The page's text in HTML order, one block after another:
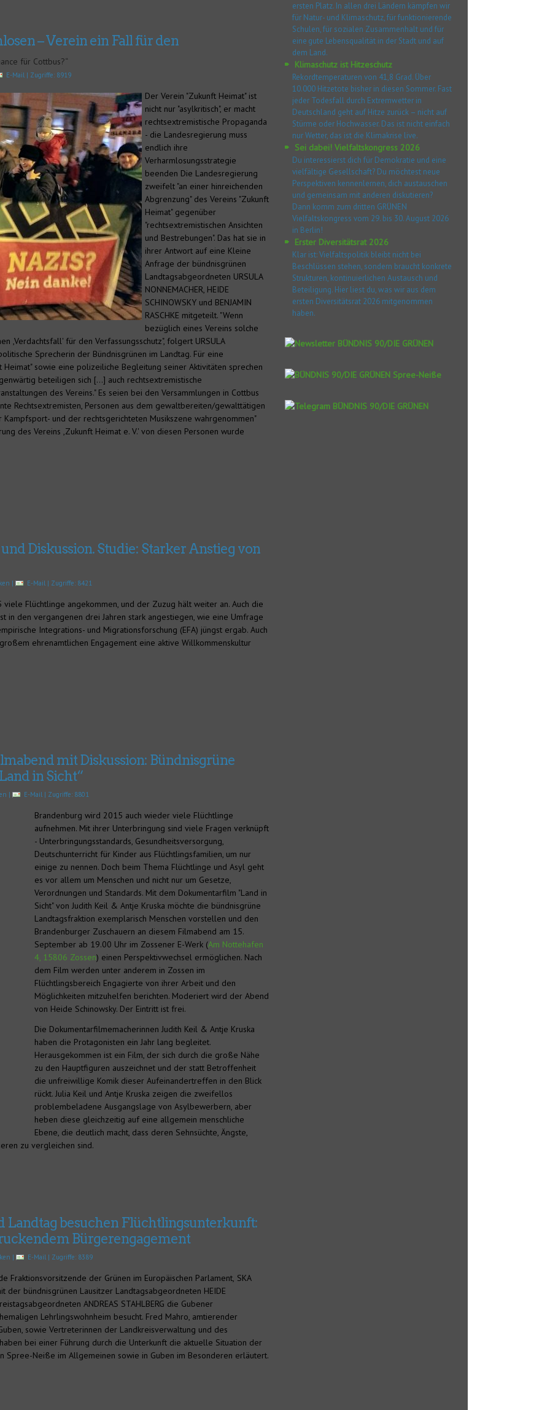
für Cottbus?“
– Verein ein Fall für den
E-Mail | Zugriffe: 8919
Der Verein "Zukunft Heimat" ist
nicht nur "asylkritisch", er macht
rechtsextremistische Propaganda
- die Landesregierung muss
endlich ihre
Verharmlosungsstrategie
beenden Die Landesregierung
zweifelt "an einer hinreichenden
Abgrenzung" des Vereins "Zukunft
Heimat" gegenüber
"rechtsextremistischen Ansichten
und Bestrebungen". Das hat sie in
ihrer Antwort auf eine Kleine
Anfrage der bündnisgrünen
Landtagsabgeordneten URSULA
NONNEMACHER, HEIDE
SCHINOWSKY und BENJAMIN
RASCHKE mitgeteilt. "Wenn
bezüglich eines Vereins solche
,Verdachtsfall' für den Verfassungsschutz", folgert URSULA
Sprecherin der Bündnisgrünen im Landtag. Für eine
Heimat" sowie eine polizeiliche Begleitung seiner Aktivitäten sprechen
beteiligen sich […] auch rechtsextremistische
des Vereins." Es seien bei den Versammlungen in Cottbus
Rechtsextremisten, Personen aus dem gewaltbereiten/gewalttätigen
und der rechtsgerichteten Musikszene wahrgenommen"
des Vereins ,Zukunft Heimat e. V.' von diesen Personen wurde
Diskussion. Studie: Starker Anstieg von
| E-Mail | Zugriffe: 8421
viele Flüchtlinge angekommen, und der Zuzug hält weiter an. Auch die
in den vergangenen drei Jahren stark angestiegen, wie eine Umfrage
Integrations- und Migrationsforschung (EFA) jüngst ergab. Auch
ehrenamtlichen Engagement eine aktive Willkommenskultur
mit Diskussion: Bündnisgrüne
in Sicht“
| E-Mail | Zugriffe: 8801
Brandenburg wird 2015 auch wieder viele Flüchtlinge
aufnehmen. Mit ihrer Unterbringung sind viele Fragen verknüpft
- Unterbringungsstandards, Gesundheitsversorgung,
Deutschunterricht für Kinder aus Flüchtlingsfamilien, um nur
einige zu nennen. Doch beim Thema Flüchtlinge und Asyl geht
es vor allem um Menschen und nicht nur um Gesetze,
Verordnungen und Standards. Mit dem Dokumentarfilm "Land in
Sicht" von Judith Keil & Antje Kruska möchte die bündnisgrüne
Landtagsfraktion exemplarisch Menschen vorstellen und den
Brandenburger Zuschauern an diesem Filmabend am 15.
September ab 19.00 Uhr im Zossener E-Werk (Am Nottehafen
4, 15806 Zossen) einen Perspektivwechsel ermöglichen. Nach
dem Film werden unter anderem in Zossen im
Flüchtlingsbereich Engagierte von ihrer Arbeit und den
Möglichkeiten mitzuhelfen berichten. Moderiert wird der Abend
von Heide Schinowsky. Der Eintritt ist frei.
Die Dokumentarfilmemacherinnen Judith Keil & Antje Kruska
haben die Protagonisten ein Jahr lang begleitet.
Herausgekommen ist ein Film, der sich durch die große Nähe
zu den Hauptfiguren auszeichnet und der statt Betroffenheit
die unfreiwillige Komik dieser Aufeinandertreffen in den Blick
rückt. Julia Keil und Antje Kruska zeigen die zweifellos
problembeladene Ausgangslage von Asylbewerbern, aber
heben diese gleichzeitig auf eine allgemein menschliche
Ebene, die deutlich macht, dass deren Sehnsüchte, Ängste,
zu vergleichen sind.
Landtag besuchen Flüchtlingsunterkunft:
Bürgerengagement
| E-Mail | Zugriffe: 8389
der Grünen im Europäischen Parlament, SKA
der bündnisgrünen Lausitzer Landtagsabgeordneten HEIDE
ANDREAS STAHLBERG die Gubener
Lehrlingswohnheim besucht. Fred Mahro, amtierender
sowie Vertreterinnen der Landkreisverwaltung und des
bei einer Führung durch die Unterkunft die aktuelle Situation der
Spree-Neiße im Allgemeinen sowie in Guben im Besonderen erläutert.
ersten Platz. In allen drei Ländern kämpfen wir
für Natur- und Klimaschutz, für funktionierende
Schulen, für sozialen Zusammenhalt und für
eine gute Lebensqualität in der Stadt und auf
dem Land.
Klimaschutz ist Hitzeschutz
Rekordtemperaturen von 41,8 Grad. Über
10.000 Hitzetote bisher in diesen Sommer. Fast
jeder Todesfall durch Extremwetter in
Deutschland geht auf Hitze zurück – nicht auf
Stürme oder Hochwasser. Das ist nicht einfach
nur Wetter, das ist die Klimakrise live.
Sei dabei! Vielfaltskongress 2026
Du interessierst dich für Demokratie und eine
vielfältige Gesellschaft? Du möchtest neue
Perspektiven kennenlernen, dich austauschen
und gemeinsam mit anderen diskutieren?
Dann komm zum dritten GRÜNEN
Vielfaltskongress vom 29. bis 30. August 2026
in Berlin!
Erster Diversitätsrat 2026
Klar ist: Vielfaltspolitik bleibt nicht bei
Beschlüssen stehen, sondern braucht konkrete
Strukturen, kontinuierlichen Austausch und
Beteiligung. Hier liest du, was wir aus dem
ersten Diversitätsrat 2026 mitgenommen
haben.